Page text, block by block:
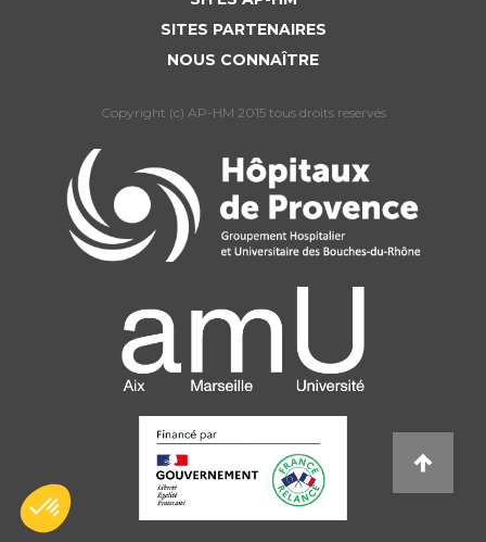
Lieu de santé sans tabac
SITES PARTENAIRES
NOUS CONNAÎTRE
Copyright (c) AP-HM 2015 tous droits reservés